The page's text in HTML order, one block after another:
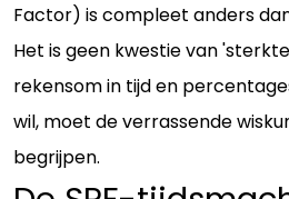
Factor) is compleet anders
Het is geen kwestie van
rekensom in tijd en
wil, moet de verrassende
begrijpen.